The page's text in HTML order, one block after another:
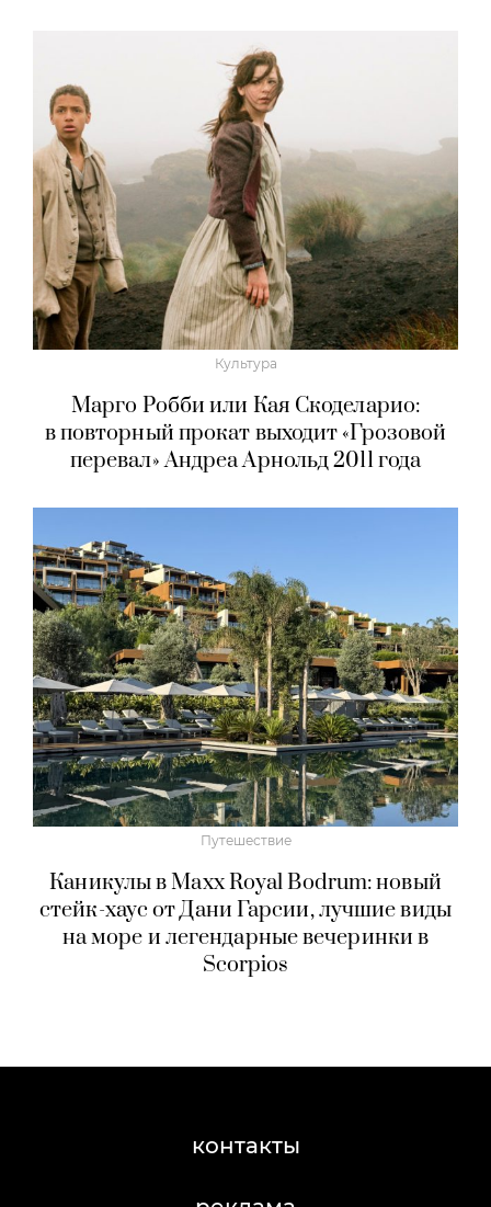
Культура
Марго Робби или Кая Скоделарио:
в повторный прокат выходит «Грозовой
перевал» Андреа Арнольд 2011 года
Путешествие
Каникулы в Maxx Royal Bodrum: новый
стейк-хаус от Дани Гарсии, лучшие виды
на море и легендарные вечеринки в
Scorpios
контакты